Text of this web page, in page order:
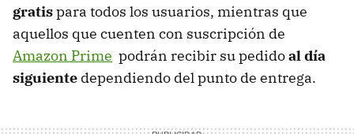
gratispara todos los usuarios, mientras que
aquellos que cuenten con suscripción de
Amazon Prime podrán recibir su pedidoal día
siguiente dependiendo del punto de entrega.